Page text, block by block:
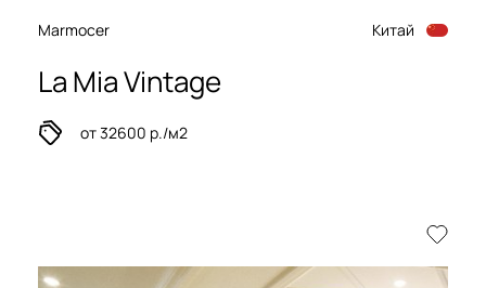
Marmocer Китай
La Mia Vintage
от 32600 р./м2